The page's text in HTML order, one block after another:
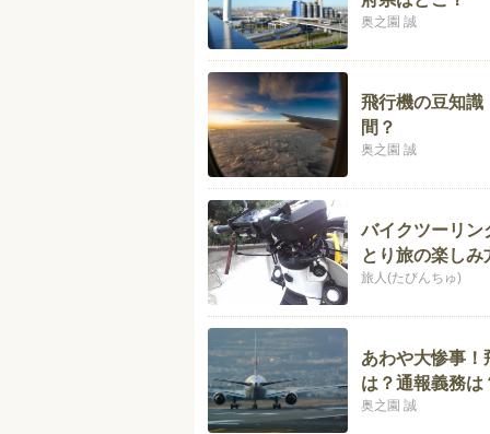
奥之園 誠
飛行機の豆知識
間？
奥之園 誠
バイクツーリン
とり旅の楽しみ
旅人(たびんちゅ)
あわや大惨事！
は？通報義務は
奥之園 誠